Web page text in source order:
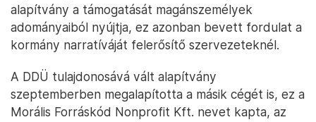
alapítvány a támogatását magánszemélyek
adományaiból nyújtja, ez azonban bevett fordulat a
kormány narratíváját felerősítő szervezeteknél.
A DDÜ tulajdonosává vált alapítvány
szeptemberben megalapította a másik cégét is, ez a
Morális Forráskód Nonprofit Kft. nevet kapta, az